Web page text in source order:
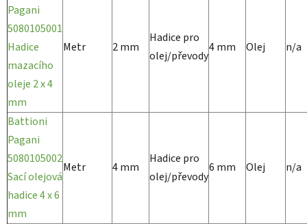
Pagani
5080105001
Hadice
mazacího
oleje 2 x 4
mm
Metr 2 mm
Hadice pro
olej/převody
4 mm Olej n/a
Battioni
Pagani
5080105002
Sací olejová
hadice 4 x 6
mm
Metr 4 mm
Hadice pro
olej/převody
6 mm Olej n/a